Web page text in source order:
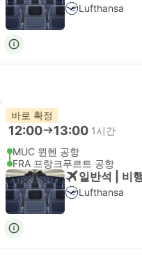
Lufthansa
바로 확정
12:00 13:00 1시간
MUC 뮌헨 공항
FRA 프랑크푸르트 공항
일반석 | 비
Lufthansa